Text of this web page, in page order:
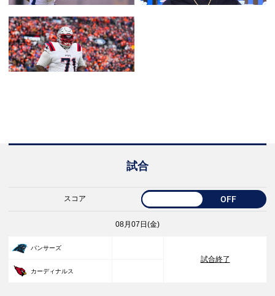
試合
スコア OFF
08月07日(金)
パンサーズ
試合終了
カーディナルス